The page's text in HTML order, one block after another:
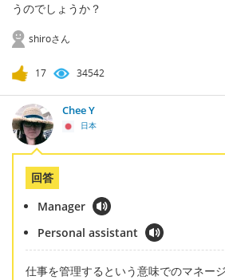
うのでしょうか？
shiroさん
17 34542
Chee Y
日本
回答
Manager
Personal assistant
仕事を管理するという意味でのマネー